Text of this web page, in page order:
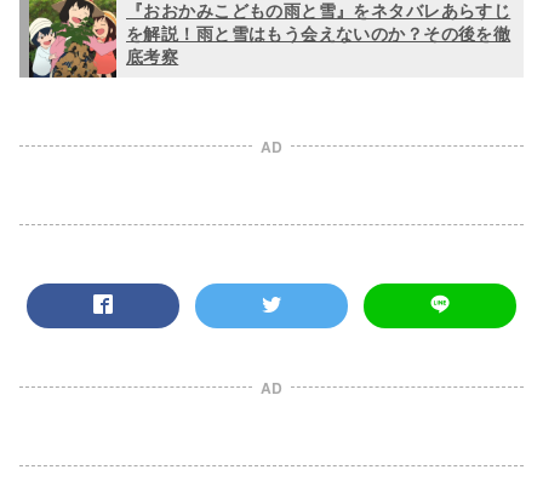
『おおかみこどもの雨と雪』をネタバレあらすじ
を解説！雨と雪はもう会えないのか？その後を徹
底考察
AD
AD